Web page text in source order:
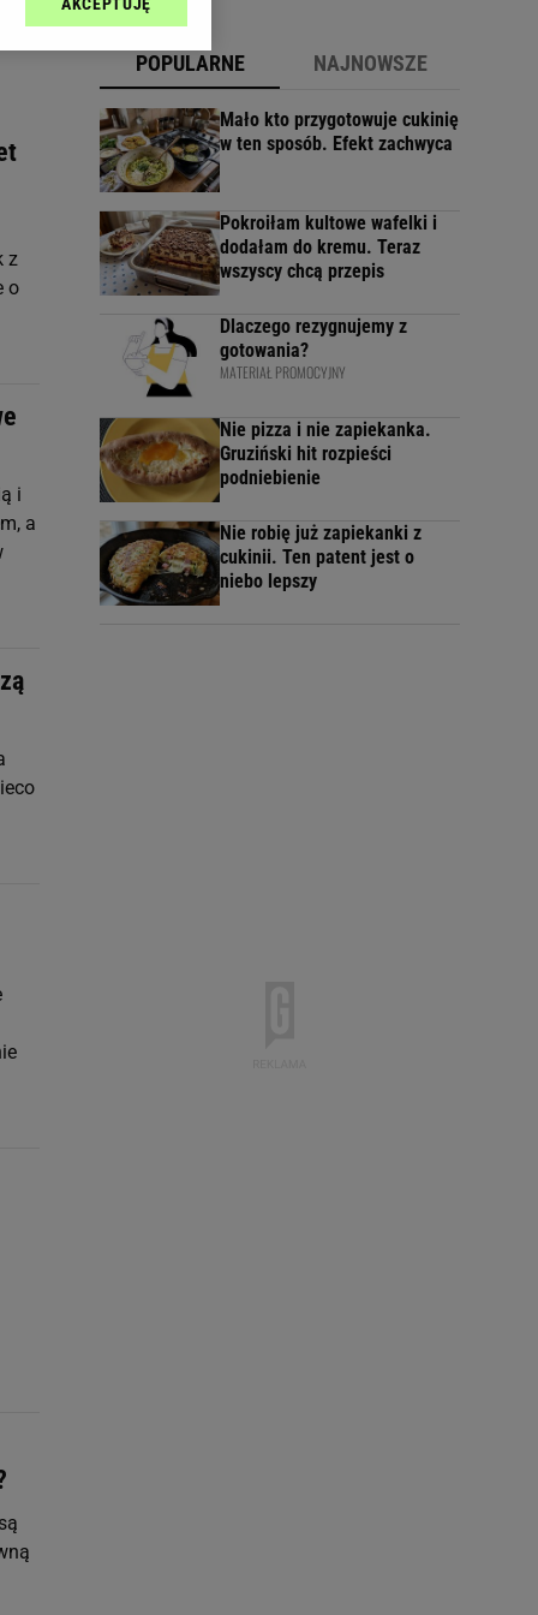
z
o
i
a
POPULARNE NAJNOWSZE
Mało kto przygotowuje cukinię
w ten sposób. Efekt zachwyca
Pokroiłam kultowe wafelki i
dodałam do kremu. Teraz
wszyscy chcą przepis
Dlaczego rezygnujemy z
gotowania?
MATERIAŁ PROMOCYJNY
Nie pizza i nie zapiekanka.
Gruziński hit rozpieści
podniebienie
Nie robię już zapiekanki z
cukinii. Ten patent jest o
niebo lepszy
sp. z o.o., jej
danych poprzez
Zmiana ustawień
celów identyfikacji.
reklam i treści,